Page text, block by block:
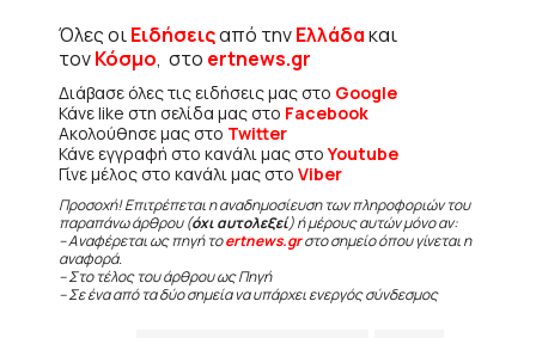
Όλες οιΕιδήσειςαπό τηνΕλλάδακαι
τονΚόσμο, στο ertnews.gr
Διάβασε όλες τις ειδήσεις μας στο Google
Κάνε like στη σελίδα μας στο Facebook
Ακολούθησε μας στο Twitter
Κάνε εγγραφή στο κανάλι μας στοYoutube
Γίνε μέλος στο κανάλι μας στο Viber
Προσοχή! Επιτρέπεται η αναδημοσίευση των πληροφοριών του
παραπάνω άρθρου (όχι αυτολεξεί) ή μέρους αυτών μόνο αν:
– Αναφέρεται ως πηγή τοertnews.grστο σημείο όπου γίνεται η
αναφορά.
– Στο τέλος του άρθρου ως Πηγή
– Σε ένα από τα δύο σημεία να υπάρχει ενεργός σύνδεσμος